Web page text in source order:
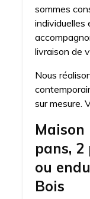
sommes
individuelles
livraison de
Nous
sur mesure.
pans, 2
ou
Bois